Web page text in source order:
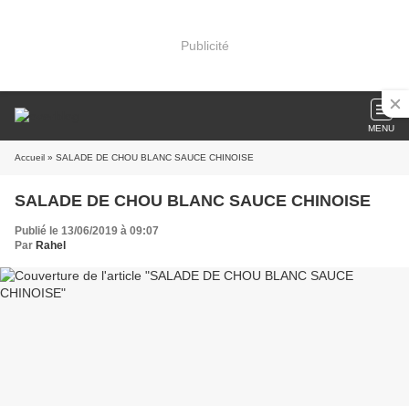
Publicité
MENU
Accueil » SALADE DE CHOU BLANC SAUCE CHINOISE
SALADE DE CHOU BLANC SAUCE CHINOISE
Publié le 13/06/2019 à 09:07
Par Rahel